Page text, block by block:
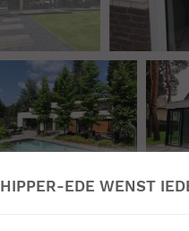
EDE WENST